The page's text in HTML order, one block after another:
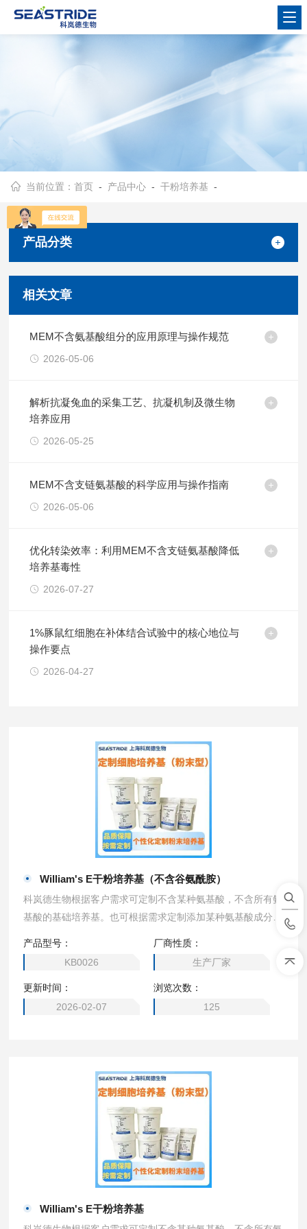
当前位置：首页 - 产品中心 -干粉培养基 -
产品分类
相关文章
MEM不含氨基酸组分的应用原理与操作规范
2026-05-06
解析抗凝兔血的采集工艺、抗凝机制及微生物
培养应用
2026-05-25
MEM不含支链氨基酸的科学应用与操作指南
2026-05-06
优化转染效率：利用MEM不含支链氨基酸降低
培养基毒性
2026-07-27
1%豚鼠红细胞在补体结合试验中的核心地位与
操作要点
2026-04-27
William's E干粉培养基（不含谷氨酰胺）
科岚德生物根据客户需求可定制不含某种氨基酸，不含所有氨
基酸的基础培养基。也可根据需求定制添加某种氨基酸成分的
EM/F12、DMEM 低糖、DMEM 无糖、α- MEM、EMEM，M
cCoy’s 5A、M199培养基、L-15 培养基、F12培养基、F-12K
培养基、William’s E 培养基、F10培养基、IMDM培养基）
产品型号：
KB0026
厂商性质：
生产厂家
更新时间：
2026-02-07
浏览次数：
125
William's E干粉培养基